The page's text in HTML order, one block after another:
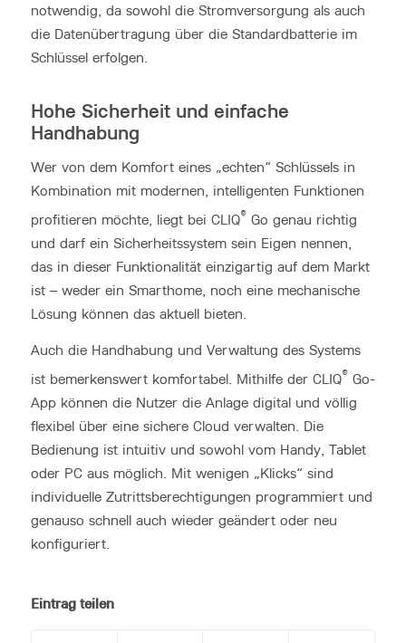
notwendig, da sowohl die Stromversorgung als auch
die Datenübertragung über die Standardbatterie im
Schlüssel erfolgen.
Hohe Sicherheit und einfache
Handhabung
Wer von dem Komfort eines „echten“ Schlüssels in
Kombination mit modernen, intelligenten Funktionen
profitieren möchte, liegt bei CLIQ® Go genau richtig
und darf ein Sicherheitssystem sein Eigen nennen,
das in dieser Funktionalität einzigartig auf dem Markt
ist – weder ein Smarthome, noch eine mechanische
Lösung können das aktuell bieten.
Auch die Handhabung und Verwaltung des Systems
ist bemerkenswert komfortabel. Mithilfe der CLIQ® Go-
App können die Nutzer die Anlage digital und völlig
flexibel über eine sichere Cloud verwalten. Die
Bedienung ist intuitiv und sowohl vom Handy, Tablet
oder PC aus möglich. Mit wenigen „Klicks“ sind
individuelle Zutrittsberechtigungen programmiert und
genauso schnell auch wieder geändert oder neu
konfiguriert.
Eintrag teilen